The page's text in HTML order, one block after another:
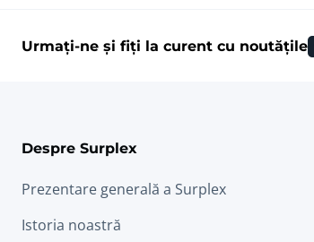
Urmați-ne și fiți la curent cu noutățile
Despre Surplex
Prezentare generală a Surplex
Istoria noastră